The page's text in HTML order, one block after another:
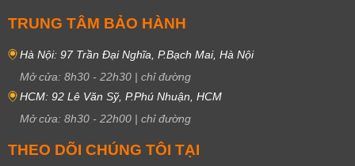
TRUNG TÂM BẢO HÀNH
Hà Nội: 97 Trần Đại Nghĩa, P.Bạch Mai, Hà Nội
Mở cửa: 8h30 - 22h30 | chỉ đường
HCM: 92 Lê Văn Sỹ, P.Phú Nhuận, HCM
Mở cửa: 8h30 - 22h00 | chỉ đường
THEO DÕI CHÚNG TÔI TẠI